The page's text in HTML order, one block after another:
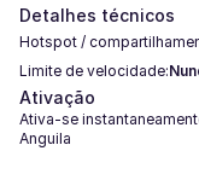
Detalhes técnicos
Hotspot /
Limite de velocidade:
Ativação
Ativa-se
Anguila